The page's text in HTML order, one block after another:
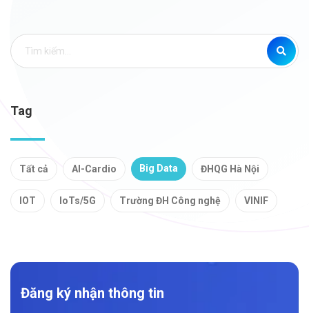
Tag
Tất cả AI-Cardio Big Data ĐHQG Hà Nội
IOT IoTs/5G Trường ĐH Công nghệ VINIF
Đăng ký nhận thông tin